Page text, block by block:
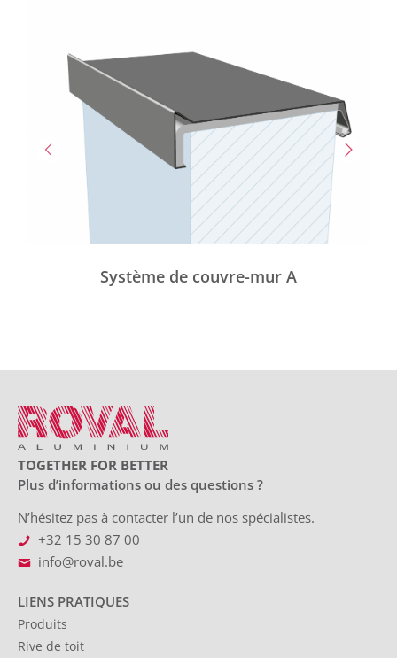
Système de couvre-mur A
TOGETHER FOR BETTER
Plus d’informations ou des questions ?
N’hésitez pas à contacter l’un de nos spécialistes.
+32 15 30 87 00
info@roval.be
LIENS PRATIQUES
Produits
Rive de toit